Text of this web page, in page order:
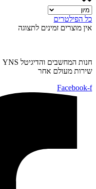
כל הפילטרים
אין מוצרים זמינים לתצוגה
חנות המחשבים והדיגיטל YNS
שירות מעולם אחר
Facebook-f